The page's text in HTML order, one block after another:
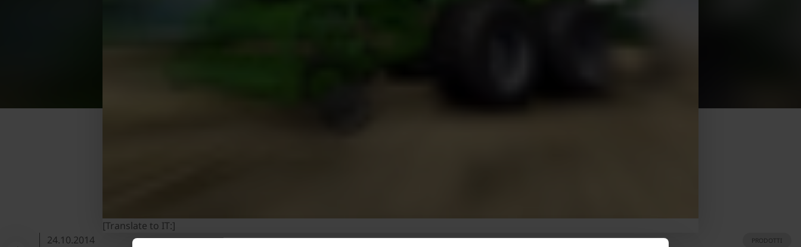
[Translate to IT:]
24.10.2014
PRODOTTI